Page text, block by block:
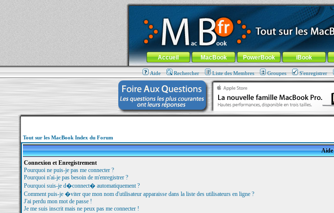
MacBook-fr.com : 100% Apple... 100% nomade !
Aller au contenu-Aller au menu général-Aller au menu de la rubrique
Menu général
Accueil MacBook PowerBook iBook
Aide Rechercher Liste des Membres Groupes S'enregistrer
Tout sur les MacBook Index du Forum
Aide
Connexion et Enregistrement
Pourquoi ne puis-je pas me connecter ?
Pourquoi n'ai-je pas besoin de m'enregistrer ?
Pourquoi suis-je d�connect� automatiquement ?
Comment puis-je �viter que mon nom d'utilisateur apparaisse dans la liste des utilisateurs en ligne ?
J'ai perdu mon mot de passe !
Je me suis inscrit mais ne peux pas me connecter !